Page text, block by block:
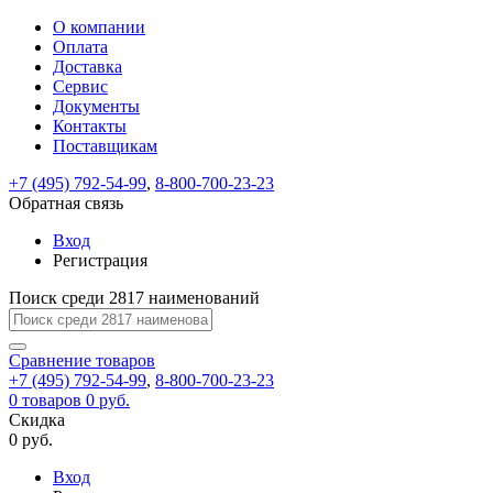
ВходРегистрация
test@example.com
отправлена
по
ней
завершения
регистрации.
Ок
Запомнить
меня
Забыли
Восстановление
пароля
Заполните
форму.
Мы
отправим
ссылку
указанный
электронный
перейдя
по
которой
вы
задать
На
вашу
почту
test@test.ru
ссылка.
Перейдите
по
для
смены
пароля.
Введите
новый
пароль
Сменить
Пароль
успешно
восстановлен
Обратная
связь
Сообщение
пользовательского
сообщение
успешно
отправлено.
О компании
Оплата
Доставка
Сервис
Документы
Контакты
Поставщикам
+7 (495) 792-54-99, 8-800-700-23-23
Обратная связь
Вход
Регистрация
Поиск среди 2817 наименований
Сравнение товаров
+7 (495) 792-54-99, 8-800-700-23-23
0 товаров 0 руб.
Скидка
0 руб.
Вход